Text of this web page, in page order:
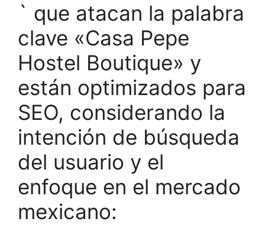
` que atacan la palabra
clave «Casa Pepe
Hostel Boutique» y
están optimizados para
SEO, considerando la
intención de búsqueda
del usuario y el
enfoque en el mercado
mexicano: